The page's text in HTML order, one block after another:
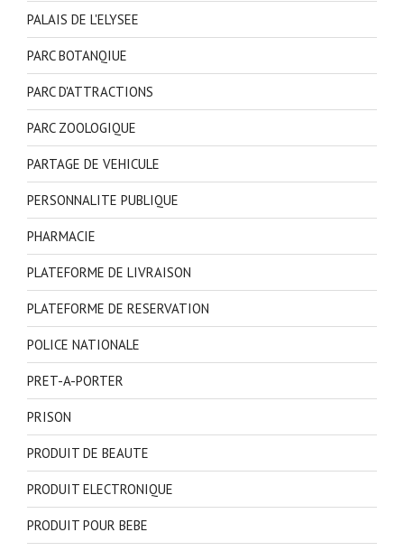
PALAIS DE L'ELYSEE
PARC BOTANQIUE
PARC D'ATTRACTIONS
PARC ZOOLOGIQUE
PARTAGE DE VEHICULE
PERSONNALITE PUBLIQUE
PHARMACIE
PLATEFORME DE LIVRAISON
PLATEFORME DE RESERVATION
POLICE NATIONALE
PRET-A-PORTER
PRISON
PRODUIT DE BEAUTE
PRODUIT ELECTRONIQUE
PRODUIT POUR BEBE